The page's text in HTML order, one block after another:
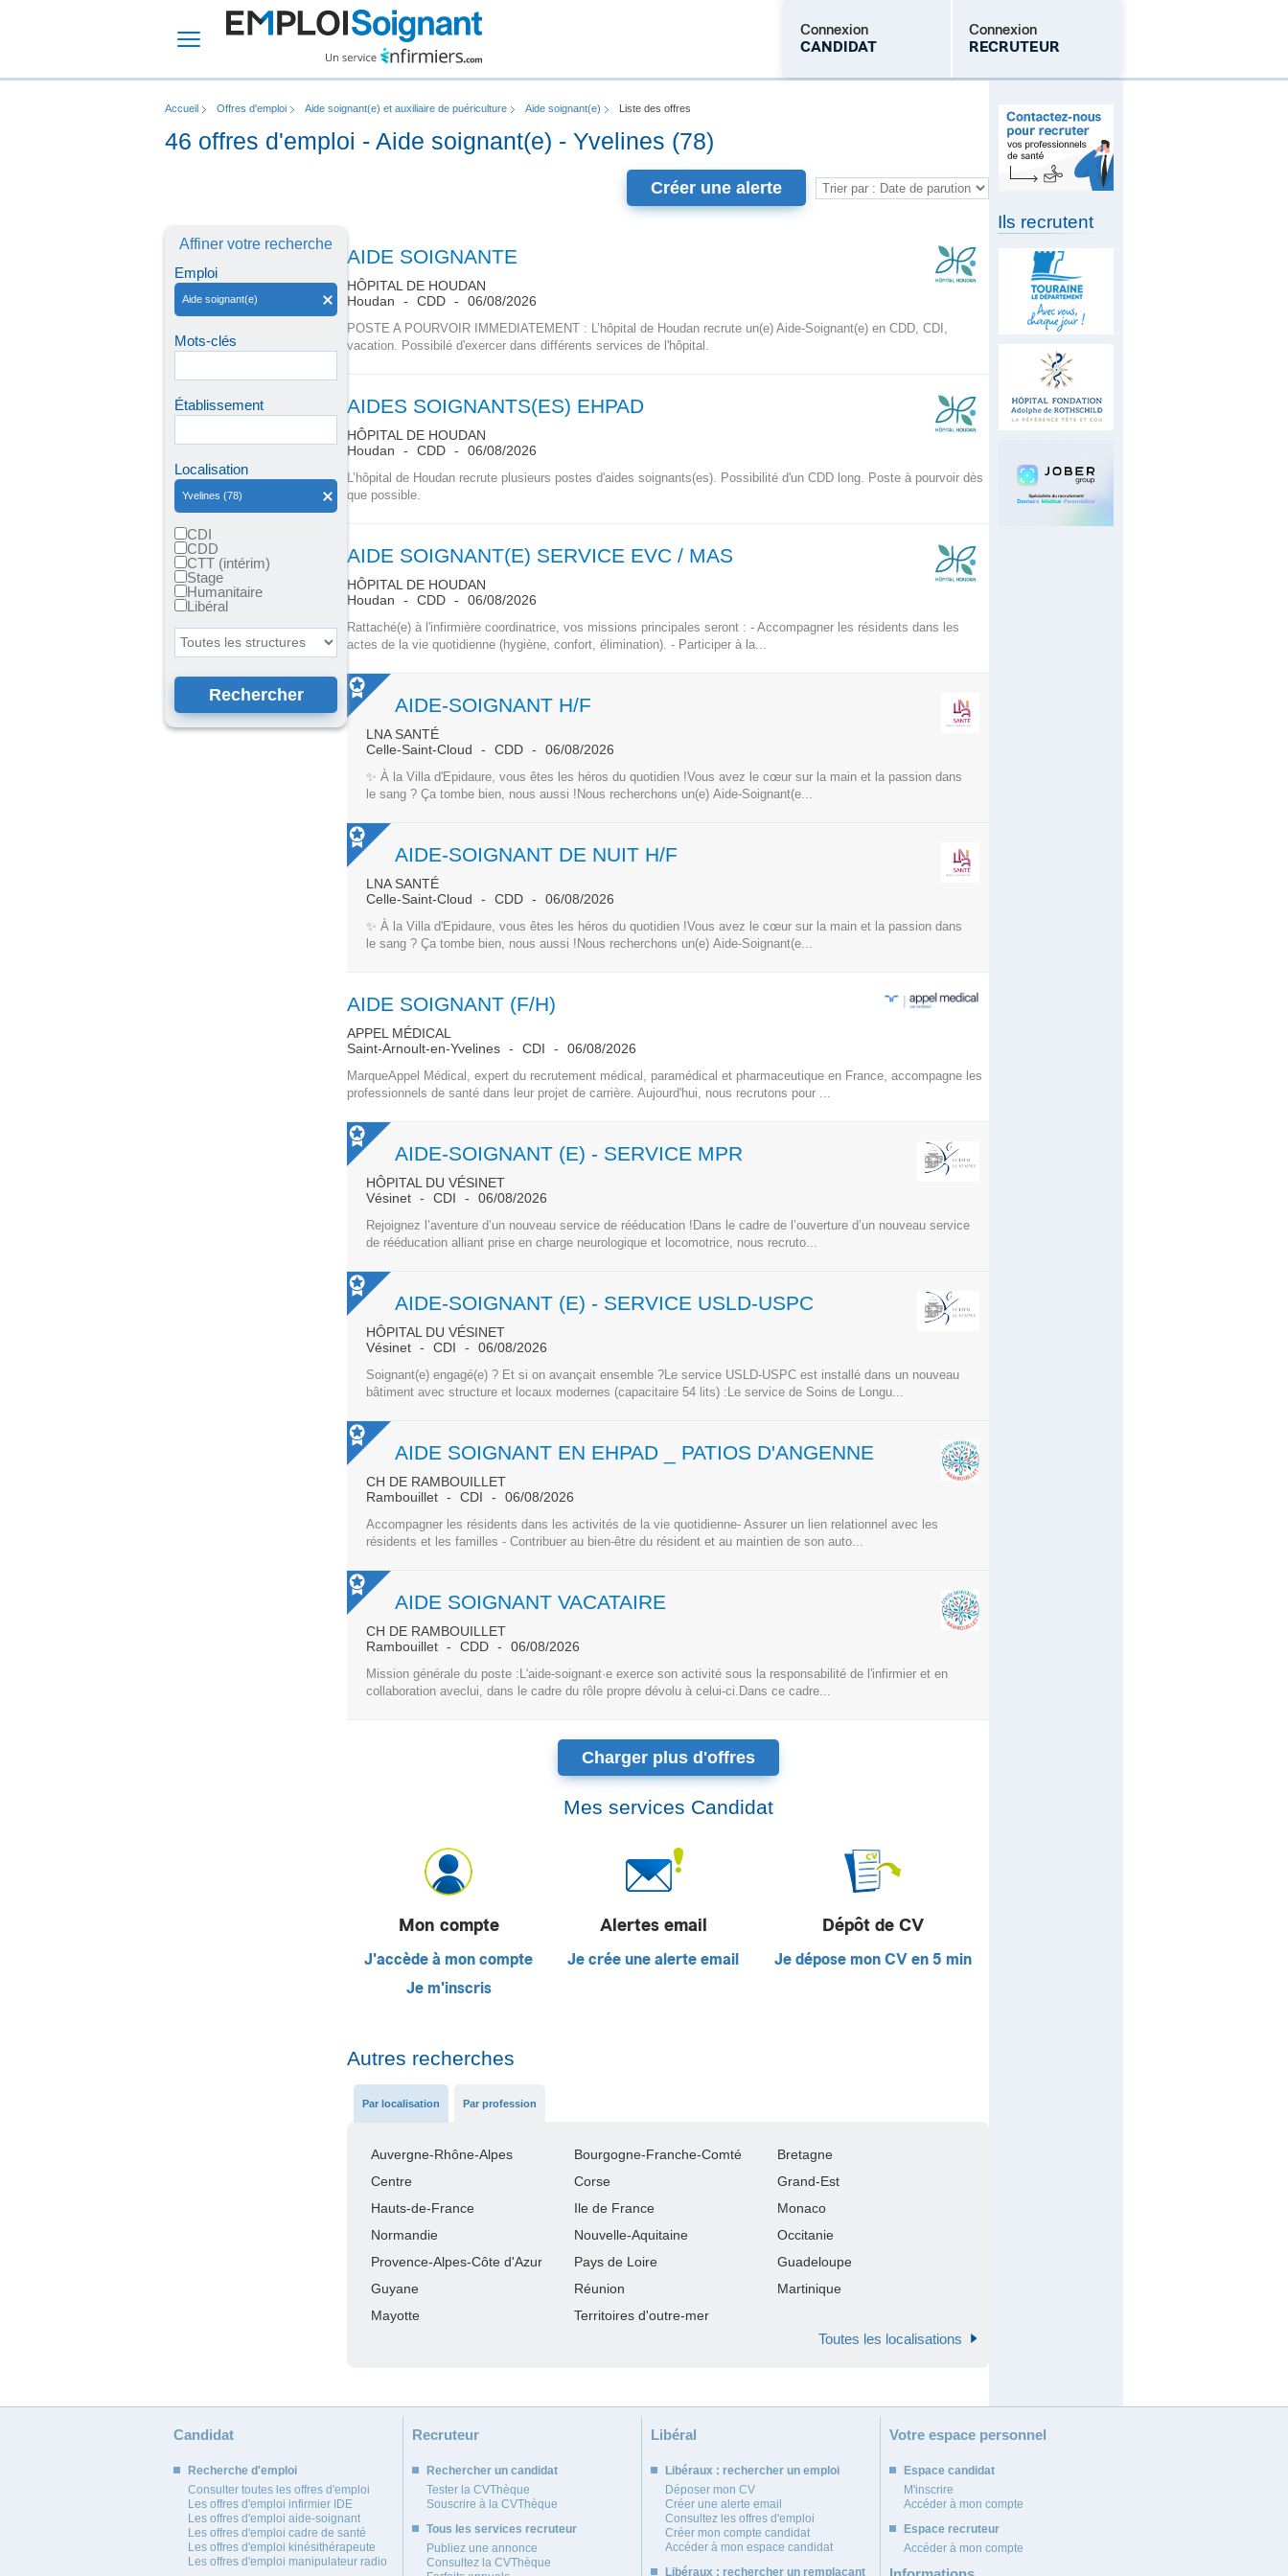
Connexion
CANDIDAT
Connexion
RECRUTEUR
Mot de passe oublié
Accueil Offres d'emploi Aide soignant(e) et auxiliaire de puériculture Aide soignant(e) Liste des offres
46 offres d'emploi - Aide soignant(e) - Yvelines (78)
Créer une alerte
Affiner votre recherche
Emploi
Aide soignant(e)
Mots-clés
Établissement
Localisation
Yvelines (78)
CDI
CDD
CTT (intérim)
Stage
Humanitaire
Libéral
Toutes les structures
AIDE SOIGNANTE
HÔPITAL DE HOUDAN
Houdan
CDD 06/08/2026
POSTE A POURVOIR IMMEDIATEMENT : L’hôpital de Houdan recrute un(e) Aide-Soignant(e) en CDD, CDI,
vacation. Possibilé d'exercer dans différents services de l'hôpital.
AIDES SOIGNANTS(ES) EHPAD
HÔPITAL DE HOUDAN
Houdan
CDD 06/08/2026
L’hôpital de Houdan recrute plusieurs postes d'aides soignants(es). Possibilité d'un CDD long. Poste à pourvoir dès
que possible.
AIDE SOIGNANT(E) SERVICE EVC / MAS
HÔPITAL DE HOUDAN
Houdan
CDD 06/08/2026
Rattaché(e) à l'infirmière coordinatrice, vos missions principales seront : - Accompagner les résidents dans les
actes de la vie quotidienne (hygiène, confort, élimination). - Participer à la...
AIDE-SOIGNANT H/F
LNA SANTÉ
Celle-Saint-Cloud
CDD 06/08/2026
✨ À la Villa d'Epidaure, vous êtes les héros du quotidien !Vous avez le cœur sur la main et la passion dans
le sang ? Ça tombe bien, nous aussi !Nous recherchons un(e) Aide-Soignant(e...
AIDE-SOIGNANT DE NUIT H/F
LNA SANTÉ
Celle-Saint-Cloud
CDD 06/08/2026
✨ À la Villa d'Epidaure, vous êtes les héros du quotidien !Vous avez le cœur sur la main et la passion dans
le sang ? Ça tombe bien, nous aussi !Nous recherchons un(e) Aide-Soignant(e...
AIDE SOIGNANT (F/H)
APPEL MÉDICAL
Saint-Arnoult-en-Yvelines
CDI 06/08/2026
MarqueAppel Médical, expert du recrutement médical, paramédical et pharmaceutique en France, accompagne les
professionnels de santé dans leur projet de carrière. Aujourd'hui, nous recrutons pour ...
AIDE-SOIGNANT (E) - SERVICE MPR
HÔPITAL DU VÉSINET
Vésinet
CDI 06/08/2026
Rejoignez l’aventure d’un nouveau service de rééducation !Dans le cadre de l’ouverture d’un nouveau service
de rééducation alliant prise en charge neurologique et locomotrice, nous recruto...
AIDE-SOIGNANT (E) - SERVICE USLD-USPC
HÔPITAL DU VÉSINET
Vésinet
CDI 06/08/2026
Soignant(e) engagé(e) ? Et si on avançait ensemble ?Le service USLD-USPC est installé dans un nouveau
bâtiment avec structure et locaux modernes (capacitaire 54 lits) :Le service de Soins de Longu...
AIDE SOIGNANT EN EHPAD _ PATIOS D'ANGENNE
CH DE RAMBOUILLET
Rambouillet
CDI 06/08/2026
Accompagner les résidents dans les activités de la vie quotidienne- Assurer un lien relationnel avec les
résidents et les familles - Contribuer au bien-être du résident et au maintien de son auto...
AIDE SOIGNANT VACATAIRE
CH DE RAMBOUILLET
Rambouillet
CDD 06/08/2026
Mission générale du poste :L'aide-soignant·e exerce son activité sous la responsabilité de l'infirmier et en
collaboration aveclui, dans le cadre du rôle propre dévolu à celui-ci.Dans ce cadre...
Charger plus d'offres
Mes services Candidat
Mon compte
J'accède à mon compte
Je m'inscris
Alertes email
Je crée une alerte email
Dépôt de CV
Je dépose mon CV en 5 min
Autres recherches
Par localisation Par profession
Auvergne-Rhône-Alpes Bourgogne-Franche-Comté
Bretagne
Centre
Corse
Grand-Est
Hauts-de-France
Ile de France
Monaco
Normandie
Nouvelle-Aquitaine
Occitanie
Provence-Alpes-Côte d'Azur
Pays de Loire
Guadeloupe
Guyane
Réunion
Martinique
Mayotte
Territoires d'outre-mer
Toutes les localisations
Ils recrutent
Candidat
Recherche d'emploi
Consulter toutes les offres d'emploi
Les offres d'emploi infirmier IDE
Les offres d'emploi aide-soignant
Les offres d'emploi cadre de santé
Les offres d'emploi kinésithérapeute
Les offres d'emploi manipulateur radio
Recruteur
Rechercher un candidat
Tester la CVThèque
Souscrire à la CVThèque
Tous les services recruteur
Publiez une annonce
Consultez la CVThèque
Libéral
Libéraux : rechercher un emploi
Déposer mon CV
Créer une alerte email
Consultez les offres d'emploi
Créer mon compte candidat
Accéder à mon espace candidat
Libéraux : rechercher un remplaçant
Votre espace personnel
Espace candidat
M'inscrire
Accéder à mon compte
Espace recruteur
Accéder à mon compte